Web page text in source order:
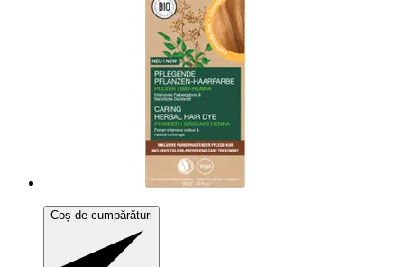
Coș de cumpărături